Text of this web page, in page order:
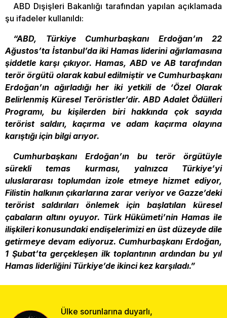
ABD Dışişleri Bakanlığı tarafından yapılan açıklamada
şu ifadeler kullanıldı:
“ABD, Türkiye Cumhurbaşkanı Erdoğan’ın 22
Ağustos’ta İstanbul’da iki Hamas liderini ağırlamasına
şiddetle karşı çıkıyor. Hamas, ABD ve AB tarafından
terör örgütü olarak kabul edilmiştir ve Cumhurbaşkanı
Erdoğan’ın ağırladığı her iki yetkili de ‘Özel Olarak
Belirlenmiş Küresel Teröristler’dir. ABD Adalet Ödülleri
Programı, bu kişilerden biri hakkında çok sayıda
terörist saldırı, kaçırma ve adam kaçırma olayına
karıştığı için bilgi arıyor.
Cumhurbaşkanı Erdoğan’ın bu terör örgütüyle
sürekli temas kurması, yalnızca Türkiye’yi
uluslararası toplumdan izole etmeye hizmet ediyor,
Filistin halkının çıkarlarına zarar veriyor ve Gazze’deki
terörist saldırıları önlemek için başlatılan küresel
çabaların altını oyuyor. Türk Hükümeti’nin Hamas ile
ilişkileri konusundaki endişelerimizi en üst düzeyde dile
getirmeye devam ediyoruz. Cumhurbaşkanı Erdoğan,
1 Şubat’ta gerçekleşen ilk toplantının ardından bu yıl
Hamas liderliğini Türkiye’de ikinci kez karşıladı.”
Ülke sorunlarına duyarlı,